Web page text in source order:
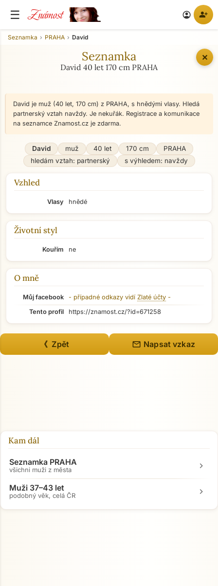
☰ Známost account_circle person_add
✕
Seznamka PRAHA David
Seznamka
David 40 let 170 cm PRAHA
David je muž (40 let, 170 cm) z PRAHA, s hnědými vlasy. Hledá
partnerský vztah navždy. Je nekuřák. Registrace a komunikace
na seznamce Znamost.cz je zdarma.
David muž 40 let 170 cm
PRAHA
hledám vztah: partnerský
s výhledem: navždy
Vzhled
Vlasy hnědé
Životní styl
Kouřím ne
O mně
Můj facebook - případné odkazy vidí Zlaté účty -
Tento profil
https://znamost.cz/?id=671258
《 Zpět mail Napsat vzkaz
Kam dál
Seznamka PRAHA
všichni muži z města chevron_right
Muži 37–43 let
podobný věk, celá ČR chevron_right